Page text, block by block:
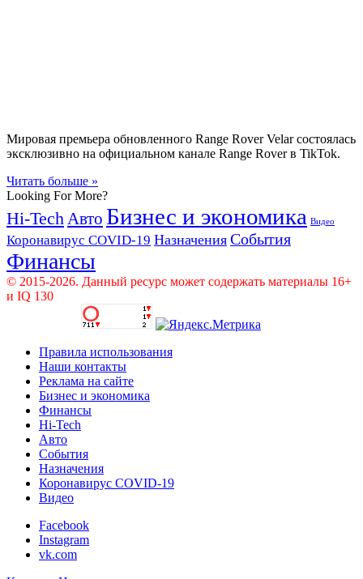
Мировая премьера обновленного Range Rover Velar состоялась
эксклюзивно на официальном канале Range Rover в TikTok.
Читать больше »
Looking For More?
Hi-TechАвто Бизнес и экономика Видео
Коронавирус COVID-19 Назначения События
Финансы
© 2015-2026. Данный ресурс может содержать материалы 16+
и IQ 130
Правила использования
Наши контакты
Реклама на сайте
Бизнес и экономика
Финансы
Hi-Tech
Авто
События
Назначения
Коронавирус COVID-19
Видео
Facebook
Instagram
vk.com